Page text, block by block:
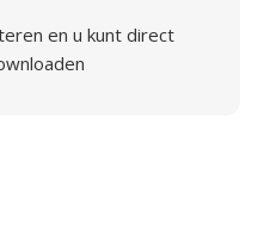
en u kunt direct